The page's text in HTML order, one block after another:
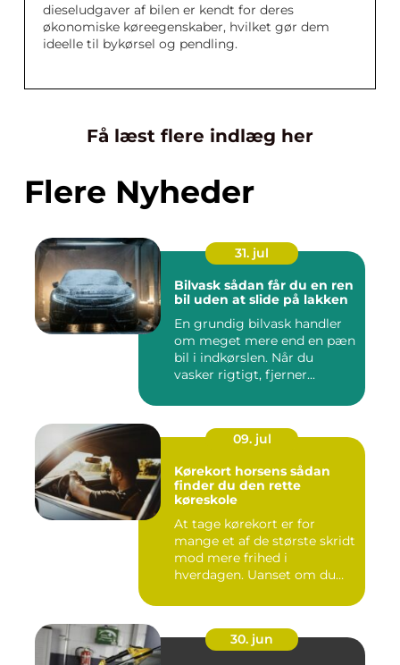
dieseludgaver af bilen er kendt for deres
økonomiske køreegenskaber, hvilket gør dem
ideelle til bykørsel og pendling.
Få læst flere indlæg her
Flere Nyheder
31. jul
Bilvask sådan får du en ren
bil uden at slide på lakken
En grundig bilvask handler
om meget mere end en pæn
bil i indkørslen. Når du
vasker rigtigt, fjerner...
09. jul
Kørekort horsens sådan
finder du den rette
køreskole
At tage kørekort er for
mange et af de største skridt
mod mere frihed i
hverdagen. Uanset om du
30. jun